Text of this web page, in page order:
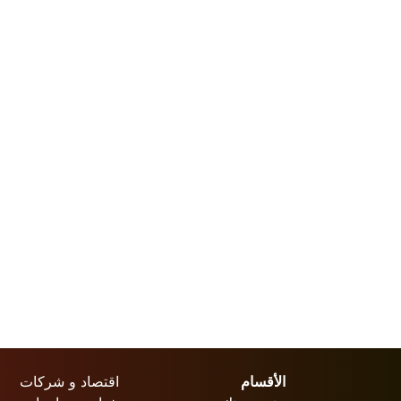
الأقسام
اقتصاد و شركات